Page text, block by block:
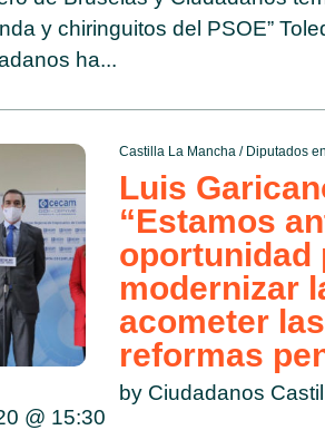
y chiringuitos del PSOE”
ha...
Castilla La Mancha/ Diputados
Luis
“Estamos
oportunidad
modernizar
acometer
reformas
by Ciudadanos
@ 15:30